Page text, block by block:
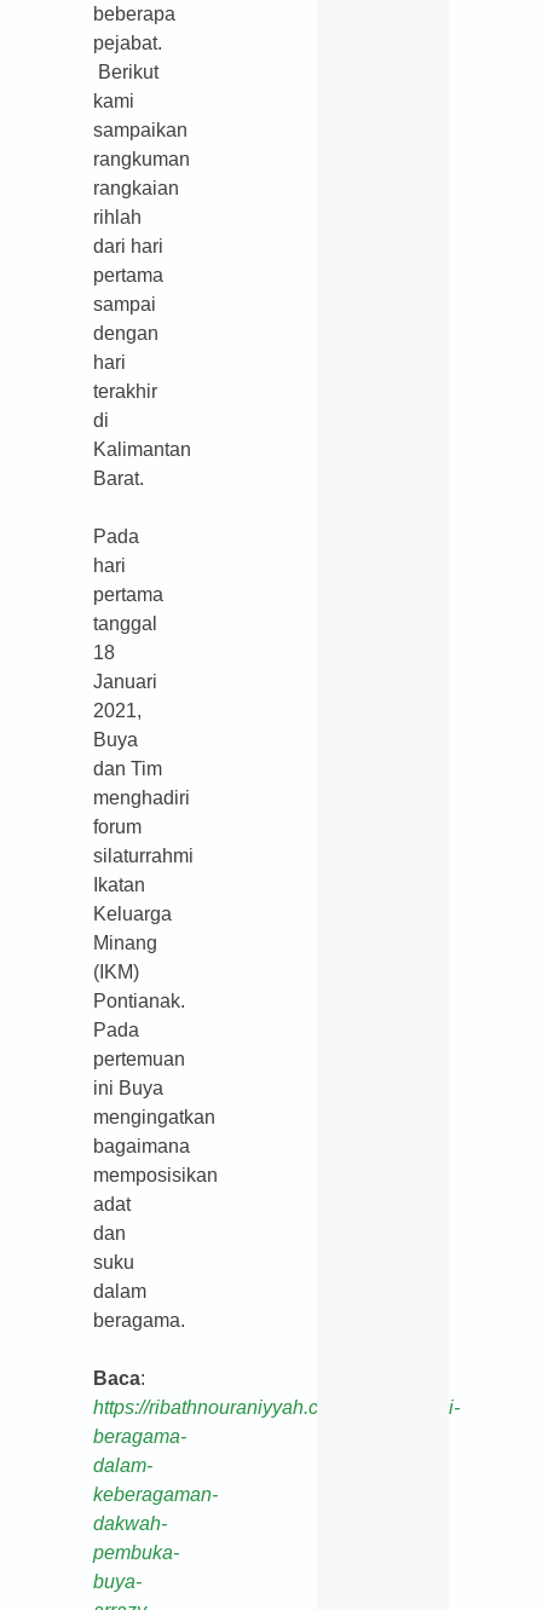
beberapa
pejabat.
Berikut
kami
sampaikan
rangkuman
rangkaian
rihlah
dari hari
pertama
sampai
dengan
hari
terakhir
di
Kalimantan
Barat.
Pada
hari
pertama
tanggal
18
Januari
2021,
Buya
dan Tim
menghadiri
forum
silaturrahmi
Ikatan
Keluarga
Minang
(IKM)
Pontianak.
Pada
pertemuan
ini Buya
mengingatkan
bagaimana
memposisikan
adat
dan
suku
dalam
beragama.
Baca:
https://ribathnouraniyyah.com/blog/refleksi-
beragama-
dalam-
keberagaman-
dakwah-
pembuka-
buya-